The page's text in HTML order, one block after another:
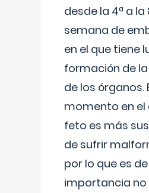
desde la 4ª a la
semana de
en el que tiene
formación de
de los órganos.
momento en el
feto es más
de sufrir
por lo que es
importancia